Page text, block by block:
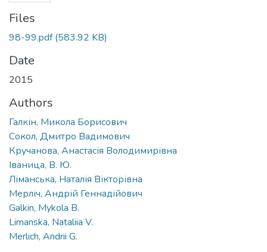
Files
98-99.pdf(583.92 KB)
Date
2015
Authors
Галкін, Микола Борисович
Сокол, Дмитро Вадимович
Кручанова, Анастасія Володимирівна
Іваница, В. Ю.
Ліманська, Наталія Вікторівна
Мерліч, Андрій Геннадійович
Galkin, Mykola B.
Limanska, Nataliia V.
Merlich, Andrii G.